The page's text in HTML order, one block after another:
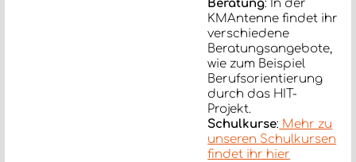
Beratung: In der
KMAntenne findet ihr
verschiedene
Beratungsangebote,
wie zum Beispiel
Berufsorientierung
durch das HIT-
Projekt.
Schulkurse: Mehr zu
unseren Schulkursen
findet ihr hier